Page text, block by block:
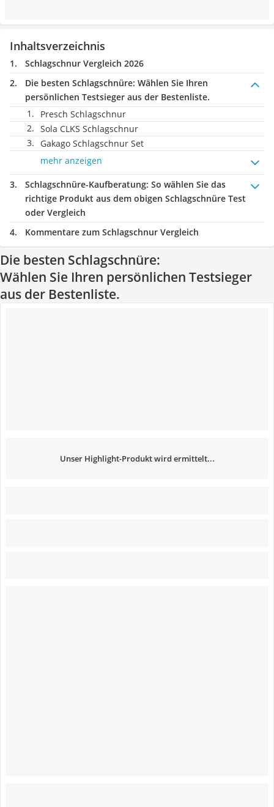
Inhaltsverzeichnis
Schlagschnur Vergleich 2026
Die besten Schlagschnüre: Wählen Sie Ihren
persönlichen Testsieger aus der Bestenliste.
Presch Schlagschnur
Sola CLKS Schlagschnur
Gakago Schlagschnur Set
mehr anzeigen
Schlagschnüre-Kaufberatung: So wählen Sie das
richtige Produkt aus dem obigen Schlagschnüre Test
oder Vergleich
Kommentare zum Schlagschnur Vergleich
Die besten Schlagschnüre:
Wählen Sie Ihren persönlichen Testsieger
aus der Bestenliste.
Unser Highlight-Produkt wird ermittelt...